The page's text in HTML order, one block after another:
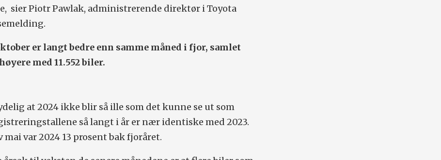
sier Piotr Pawlak, administrerende direktør i Toyota
er langt bedre enn samme måned i fjor, samlet
med 11.552 biler.
at 2024 ikke blir så ille som det kunne se ut som
så langt i år er nær identiske med 2023.
mai var 2024 13 prosent bak fjoråret.